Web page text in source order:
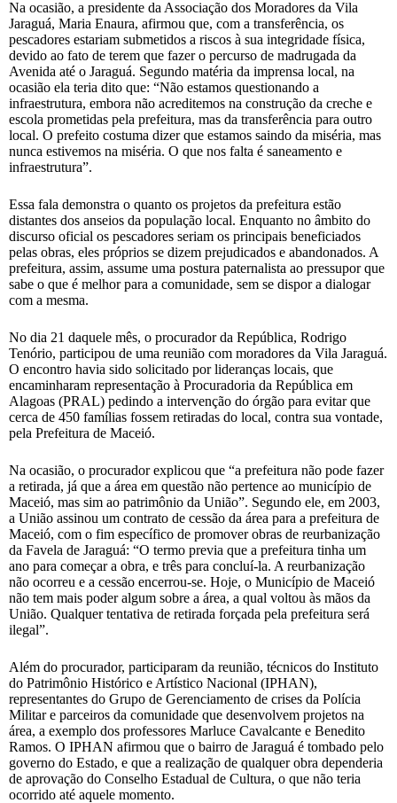
Na ocasião, a presidente da Associação dos Moradores da Vila
Jaraguá, Maria Enaura, afirmou que, com a transferência, os
pescadores estariam submetidos a riscos à sua integridade física,
devido ao fato de terem que fazer o percurso de madrugada da
Avenida até o Jaraguá. Segundo matéria da imprensa local, na
ocasião ela teria dito que: “Não estamos questionando a
infraestrutura, embora não acreditemos na construção da creche e
escola prometidas pela prefeitura, mas da transferência para outro
local. O prefeito costuma dizer que estamos saindo da miséria, mas
nunca estivemos na miséria. O que nos falta é saneamento e
infraestrutura”.
Essa fala demonstra o quanto os projetos da prefeitura estão
distantes dos anseios da população local. Enquanto no âmbito do
discurso oficial os pescadores seriam os principais beneficiados
pelas obras, eles próprios se dizem prejudicados e abandonados. A
prefeitura, assim, assume uma postura paternalista ao pressupor que
sabe o que é melhor para a comunidade, sem se dispor a dialogar
com a mesma.
No dia 21 daquele mês, o procurador da República, Rodrigo
Tenório, participou de uma reunião com moradores da Vila Jaraguá.
O encontro havia sido solicitado por lideranças locais, que
encaminharam representação à Procuradoria da República em
Alagoas (PRAL) pedindo a intervenção do órgão para evitar que
cerca de 450 famílias fossem retiradas do local, contra sua vontade,
pela Prefeitura de Maceió.
Na ocasião, o procurador explicou que “a prefeitura não pode fazer
a retirada, já que a área em questão não pertence ao município de
Maceió, mas sim ao patrimônio da União”. Segundo ele, em 2003,
a União assinou um contrato de cessão da área para a prefeitura de
Maceió, com o fim específico de promover obras de reurbanização
da Favela de Jaraguá: “O termo previa que a prefeitura tinha um
ano para começar a obra, e três para concluí-la. A reurbanização
não ocorreu e a cessão encerrou-se. Hoje, o Município de Maceió
não tem mais poder algum sobre a área, a qual voltou às mãos da
União. Qualquer tentativa de retirada forçada pela prefeitura será
ilegal”.
Além do procurador, participaram da reunião, técnicos do Instituto
do Patrimônio Histórico e Artístico Nacional (IPHAN),
representantes do Grupo de Gerenciamento de crises da Polícia
Militar e parceiros da comunidade que desenvolvem projetos na
área, a exemplo dos professores Marluce Cavalcante e Benedito
Ramos. O IPHAN afirmou que o bairro de Jaraguá é tombado pelo
governo do Estado, e que a realização de qualquer obra dependeria
de aprovação do Conselho Estadual de Cultura, o que não teria
ocorrido até aquele momento.